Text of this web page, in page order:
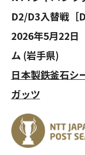
D2/D3入替戦［
2026年5月22日
ム (岩手県)
日本製鉄釜石シ
ガッツ